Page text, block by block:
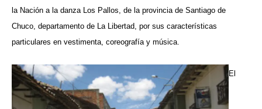
la Nación a la danza Los Pallos, de la provincia de Santiago de
Chuco, departamento de La Libertad, por sus características
particulares en vestimenta, coreografía y música.
El